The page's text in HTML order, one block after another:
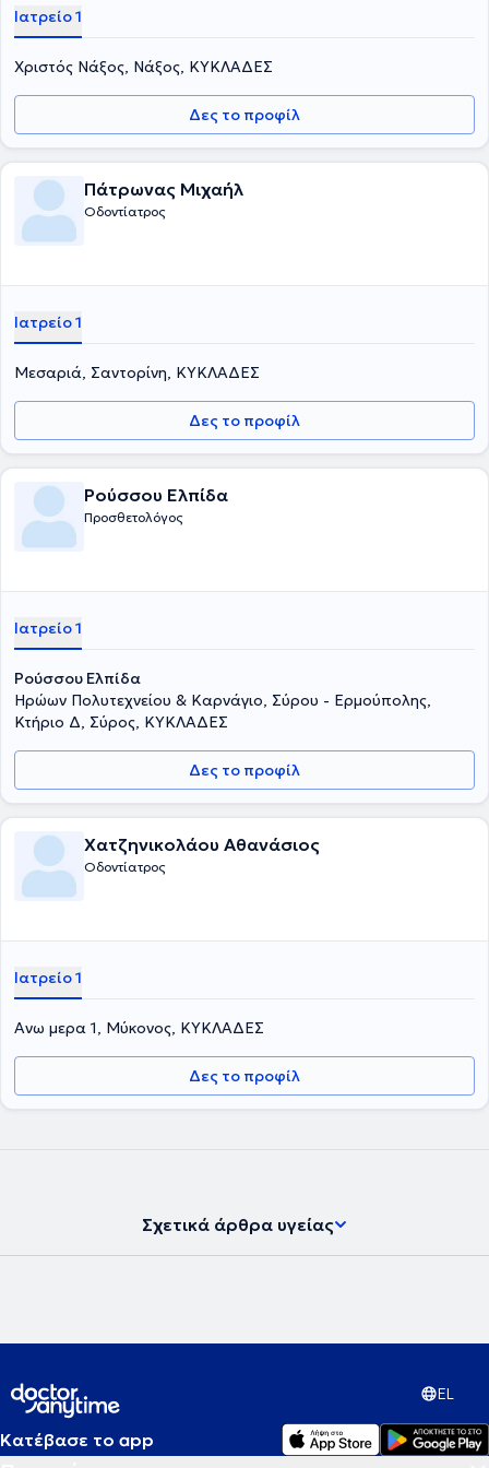
Ιατρείο 1
Χριστός Νάξος, Νάξος, ΚΥΚΛΑΔΕΣ
Δες το προφίλ
Πάτρωνας Μιχαήλ
Οδοντίατρος
Ιατρείο 1
Μεσαριά, Σαντορίνη, ΚΥΚΛΑΔΕΣ
Δες το προφίλ
Ρούσσου Ελπίδα
Προσθετολόγος
Ιατρείο 1
Ρούσσου Ελπίδα
Ηρώων Πολυτεχνείου & Καρνάγιο, Σύρου - Ερμούπολης,
Κτήριο Δ, Σύρος, ΚΥΚΛΑΔΕΣ
Δες το προφίλ
Χατζηνικολάου Αθανάσιος
Οδοντίατρος
Ιατρείο 1
Ανω μερα 1, Μύκονος, ΚΥΚΛΑΔΕΣ
Δες το προφίλ
Σχετικά άρθρα υγείας
EL
Κατέβασε το app